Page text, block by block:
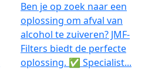
Ben je op zoek naar een
oplossing om afval van
alcohol te zuiveren? JMF-
Filters biedt de perfecte
oplossing. ✅ Specialist...